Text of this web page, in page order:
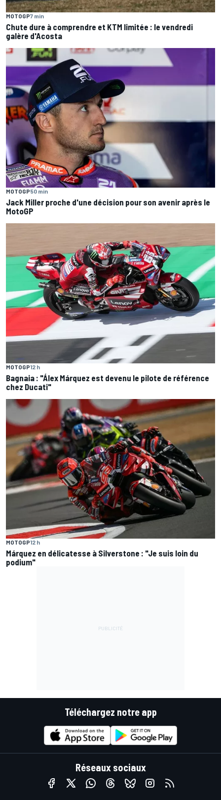
MOTOGP7 min
Chute dure à comprendre et KTM limitée : le vendredi
galère d'Acosta
MOTOGP50 min
Jack Miller proche d'une décision pour son avenir après le
MotoGP
MOTOGP12 h
Bagnaia : "Álex Márquez est devenu le pilote de référence
chez Ducati"
MOTOGP12 h
Márquez en délicatesse à Silverstone : "Je suis loin du
podium"
Téléchargez notre app
Réseaux sociaux